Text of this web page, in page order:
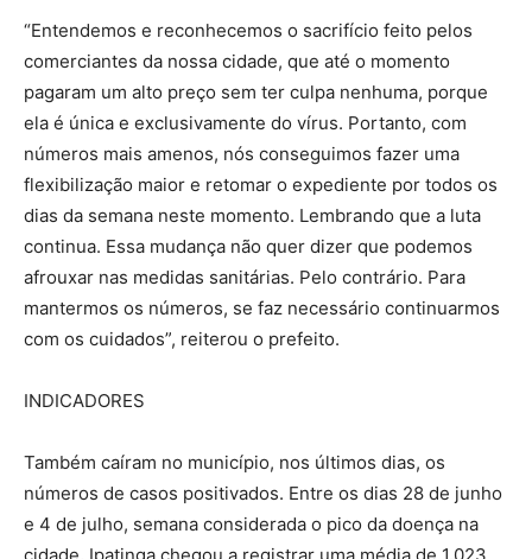
“Entendemos e reconhecemos o sacrifício feito pelos
comerciantes da nossa cidade, que até o momento
pagaram um alto preço sem ter culpa nenhuma, porque
ela é única e exclusivamente do vírus. Portanto, com
números mais amenos, nós conseguimos fazer uma
flexibilização maior e retomar o expediente por todos os
dias da semana neste momento. Lembrando que a luta
continua. Essa mudança não quer dizer que podemos
afrouxar nas medidas sanitárias. Pelo contrário. Para
mantermos os números, se faz necessário continuarmos
com os cuidados”, reiterou o prefeito.
INDICADORES
Também caíram no município, nos últimos dias, os
números de casos positivados. Entre os dias 28 de junho
e 4 de julho, semana considerada o pico da doença na